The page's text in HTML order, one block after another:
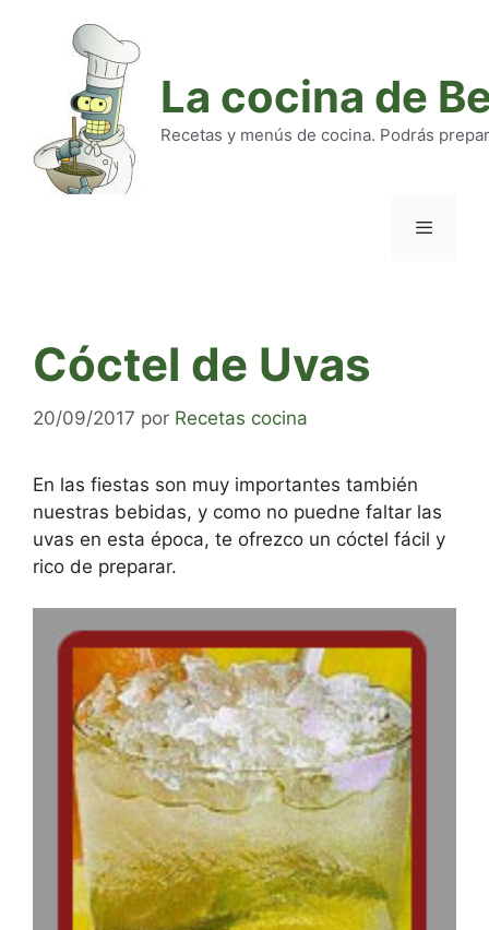
La cocina de
Recetas y menús de cocina. Podrás
Cóctel de Uvas
20/09/2017 por Recetas cocina
En las fiestas son muy importantes también
nuestras bebidas, y como no puedne faltar las
uvas en esta época, te ofrezco un cóctel fácil y
rico de preparar.